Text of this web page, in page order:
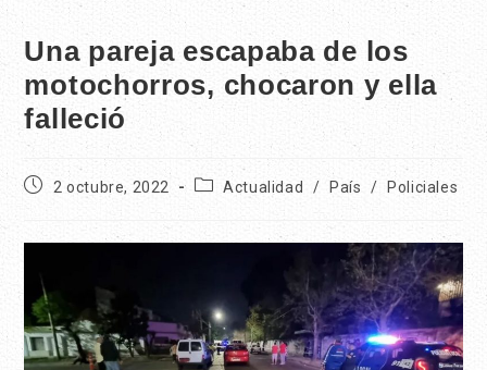
Una pareja escapaba de los
motochorros, chocaron y ella
falleció
2 octubre, 2022 Actualidad / País / Policiales